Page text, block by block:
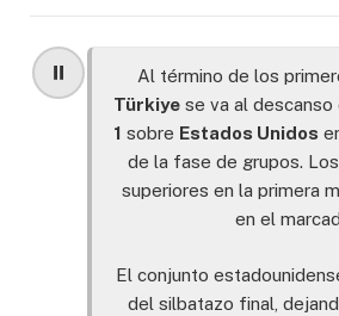
⏸️
Al término de los
Türkiye se va al descanso
1 sobre Estados Unidos
de la fase de grupos.
superiores en la primera
en el
El conjunto
del silbatazo final,